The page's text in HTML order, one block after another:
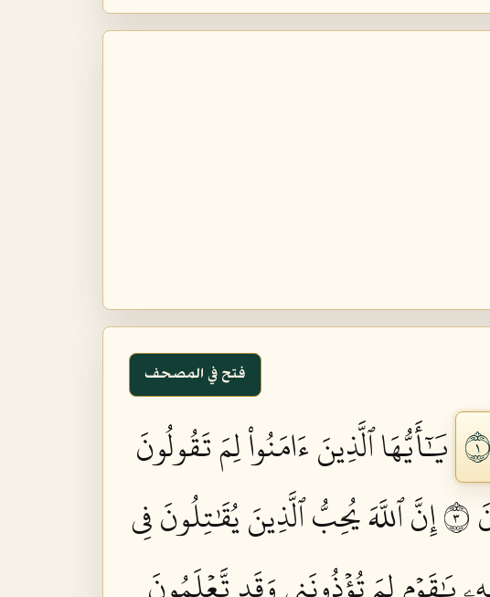
فتح في المصحف
يَٰٓأَيُّهَا ٱلَّذِينَ ءَامَنُواْ لِمَ تَقُولُونَ
إِنَّ ٱللَّهَ يُحِبُّ ٱلَّذِينَ يُقَٰتِلُونَ فِي